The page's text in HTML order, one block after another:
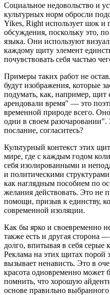
Социальное недовольство и
культурных норм обросли
Yikes, Right использует шок
обсуждения, поскольку это,
языка. Они используют
каждому щиту элемент
почувствовать себя частью
Примеры таких работ не
будут изображения, которые
подумать, как, например,
арендовали время" — это
временной природе всего.
одни в своем
послание, согласитесь?
Культурный контекст этих
мире, где с каждым годом
себя изолированными и
и политическими
как наглядным пособием по
желания действовать. Это не
помощи, призыв к единству,
современной изоляции.
Как бы ярко и своевременно
также есть и другая сторона
долго, впитывая в себя серые
Реклама на этих щитах порой
вызывает ненависть. Это в
красота одновременно может
помнить, что хорошую
основе правильно